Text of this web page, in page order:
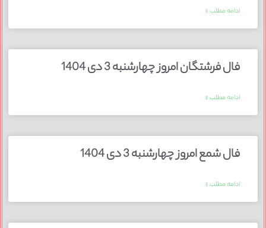
ادامه مطلب »
فال فرشتگان امروز چهارشنبه 3 دی 1404
ادامه مطلب »
فال شمع امروز چهارشنبه 3 دی 1404
ادامه مطلب »